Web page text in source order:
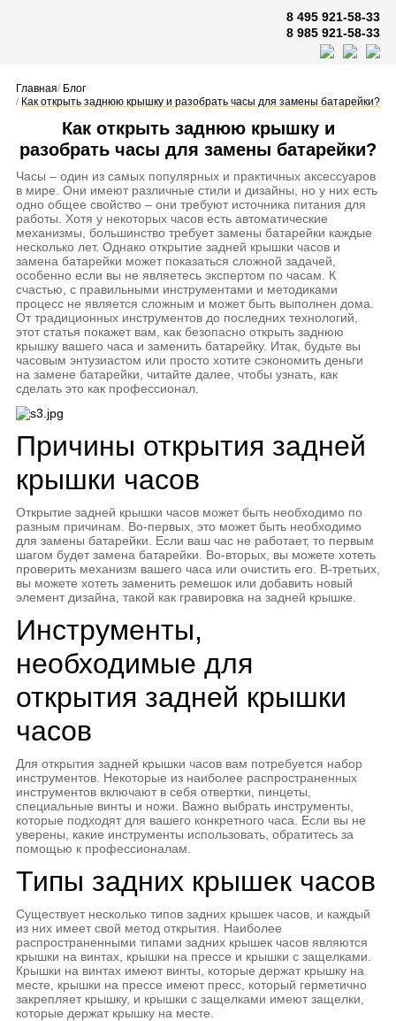
8 495 921-58-33
8 985 921-58-33
Главная/ Блог
/ Как открыть заднюю крышку и разобрать часы для замены батарейки?
Как открыть заднюю крышку и
разобрать часы для замены батарейки?
Часы – один из самых популярных и практичных аксессуаров
в мире. Они имеют различные стили и дизайны, но у них есть
одно общее свойство – они требуют источника питания для
работы. Хотя у некоторых часов есть автоматические
механизмы, большинство требует замены батарейки каждые
несколько лет. Однако открытие задней крышки часов и
замена батарейки может показаться сложной задачей,
особенно если вы не являетесь экспертом по часам. К
счастью, с правильными инструментами и методиками
процесс не является сложным и может быть выполнен дома.
От традиционных инструментов до последних технологий,
этот статья покажет вам, как безопасно открыть заднюю
крышку вашего часа и заменить батарейку. Итак, будьте вы
часовым энтузиастом или просто хотите сэкономить деньги
на замене батарейки, читайте далее, чтобы узнать, как
сделать это как профессионал.
Причины открытия задней
крышки часов
Открытие задней крышки часов может быть необходимо по
разным причинам. Во-первых, это может быть необходимо
для замены батарейки. Если ваш час не работает, то первым
шагом будет замена батарейки. Во-вторых, вы можете хотеть
проверить механизм вашего часа или очистить его. В-третьих,
вы можете хотеть заменить ремешок или добавить новый
элемент дизайна, такой как гравировка на задней крышке.
Инструменты,
необходимые для
открытия задней крышки
часов
Для открытия задней крышки часов вам потребуется набор
инструментов. Некоторые из наиболее распространенных
инструментов включают в себя отвертки, пинцеты,
специальные винты и ножи. Важно выбрать инструменты,
которые подходят для вашего конкретного часа. Если вы не
уверены, какие инструменты использовать, обратитесь за
помощью к профессионалам.
Типы задних крышек часов
Существует несколько типов задних крышек часов, и каждый
из них имеет свой метод открытия. Наиболее
распространенными типами задних крышек часов являются
крышки на винтах, крышки на прессе и крышки с защелками.
Крышки на винтах имеют винты, которые держат крышку на
месте, крышки на прессе имеют пресс, который герметично
закрепляет крышку, и крышки с защелками имеют защелки,
которые держат крышку на месте.